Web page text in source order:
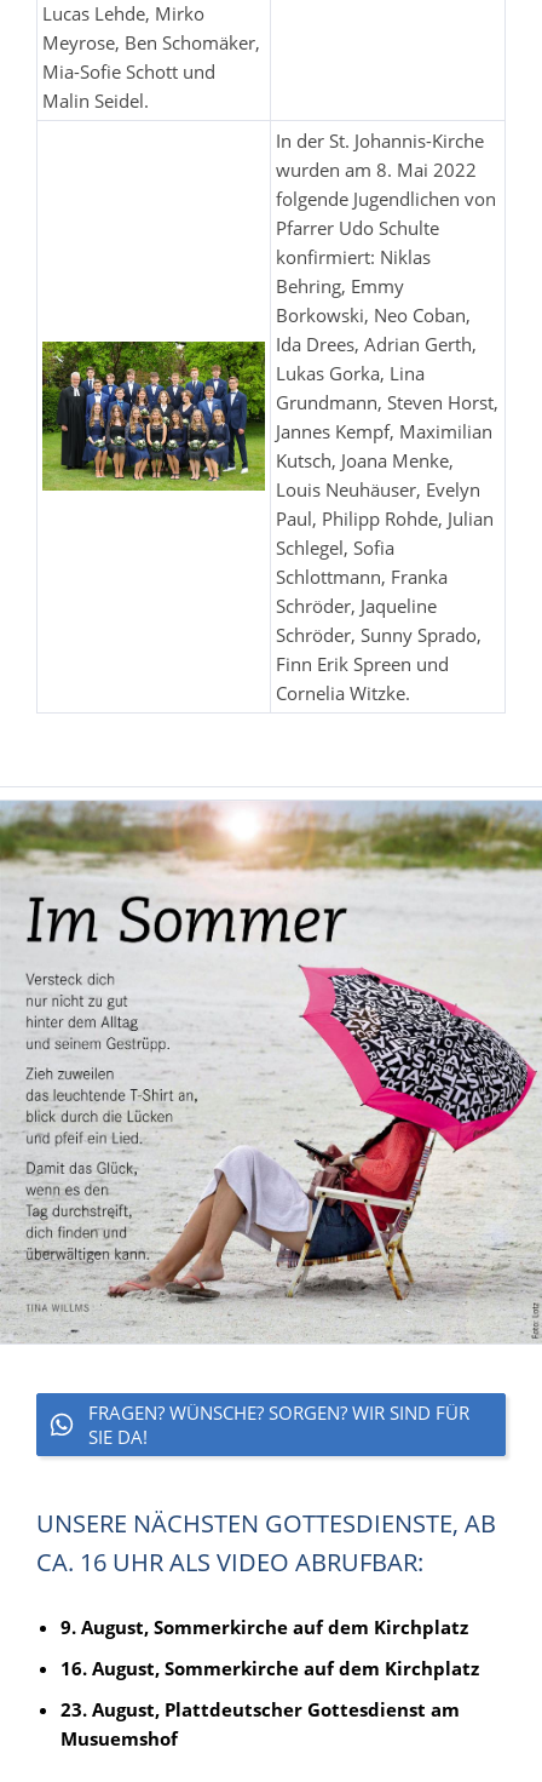
Lucas Lehde, Mirko
Meyrose, Ben Schomäker,
Mia-Sofie Schott und
Malin Seidel.
In der St. Johannis-Kirche
wurden am 8. Mai 2022
folgende Jugendlichen von
Pfarrer Udo Schulte
konfirmiert: Niklas
Behring, Emmy
Borkowski, Neo Coban,
Ida Drees, Adrian Gerth,
Lukas Gorka, Lina
Grundmann, Steven Horst,
Jannes Kempf, Maximilian
Kutsch, Joana Menke,
Louis Neuhäuser, Evelyn
Paul, Philipp Rohde, Julian
Schlegel, Sofia
Schlottmann, Franka
Schröder, Jaqueline
Schröder, Sunny Sprado,
Finn Erik Spreen und
Cornelia Witzke.
FRAGEN? WÜNSCHE? SORGEN? WIR SIND FÜR
SIE DA!
UNSERE NÄCHSTEN GOTTESDIENSTE, AB
CA. 16 UHR ALS VIDEO ABRUFBAR:
9. August, Sommerkirche auf dem Kirchplatz
16. August, Sommerkirche auf dem Kirchplatz
23. August, Plattdeutscher Gottesdienst am
Musuemshof